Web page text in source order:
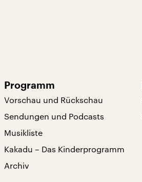
Programm
Vorschau und Rückschau
Sendungen und Podcasts
Musikliste
Kakadu – Das Kinderprogramm
Archiv